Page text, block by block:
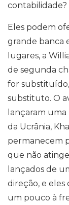
contabilidade?
Eles podem
grande banca
lugares, a
de segunda
for substituído,
substituto. O
lançaram
da Ucrânia,
permanecem
que não
lançados de
direção, e
um pouco à